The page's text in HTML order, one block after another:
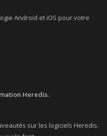
Android et iOS pour votre
Heredis.
sur les logiciels Heredis.